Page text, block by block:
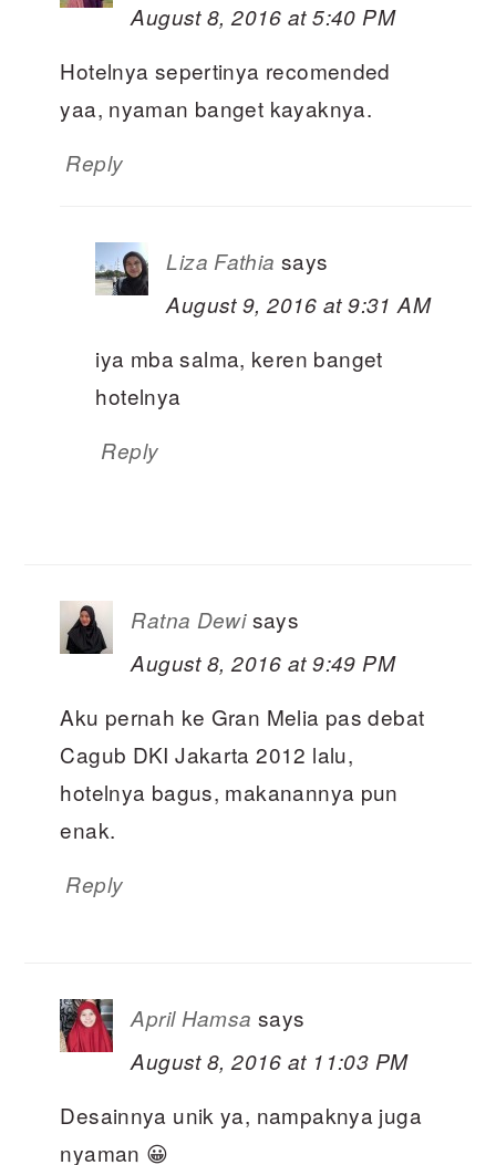
August 8, 2016 at 5:40 PM
Hotelnya sepertinya recomended
yaa, nyaman banget kayaknya.
Reply
Liza Fathia says
August 9, 2016 at 9:31 AM
iya mba salma, keren banget
hotelnya
Reply
Ratna Dewi says
August 8, 2016 at 9:49 PM
Aku pernah ke Gran Melia pas debat
Cagub DKI Jakarta 2012 lalu,
hotelnya bagus, makanannya pun
enak.
Reply
April Hamsa says
August 8, 2016 at 11:03 PM
Desainnya unik ya, nampaknya juga
nyaman 😀